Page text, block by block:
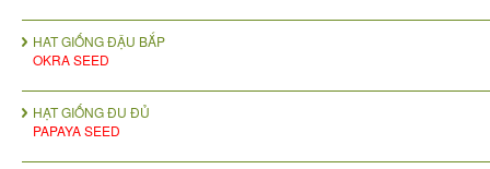
HAT GIỐNG ĐẬU BẮP
OKRA SEED
HẠT GIỐNG ĐU ĐỦ
PAPAYA SEED